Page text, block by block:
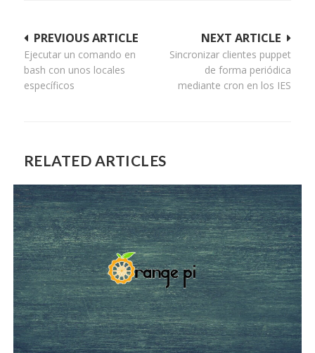
Navegación
de
entradas
NEXT ARTICLE
Sincronizar clientes puppet
de forma periódica
mediante cron en los IES
PREVIOUS ARTICLE
Ejecutar un comando en
bash con unos locales
específicos
RELATED ARTICLES